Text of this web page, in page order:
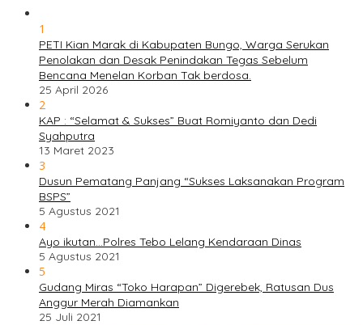
1
PETI Kian Marak di Kabupaten Bungo, Warga Serukan
Penolakan dan Desak Penindakan Tegas Sebelum
Bencana Menelan Korban Tak berdosa.
25 April 2026
2
KAP : “Selamat & Sukses” Buat Romiyanto dan Dedi
Syahputra
13 Maret 2023
3
Dusun Pematang Panjang “Sukses Laksanakan Program
BSPS”
5 Agustus 2021
4
Ayo ikutan…Polres Tebo Lelang Kendaraan Dinas
5 Agustus 2021
5
Gudang Miras “Toko Harapan” Digerebek, Ratusan Dus
Anggur Merah Diamankan
25 Juli 2021